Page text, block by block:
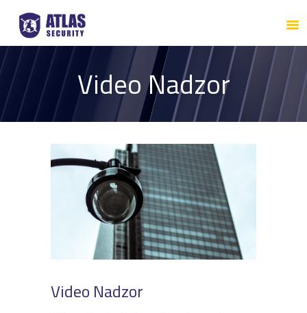
Video Nadzor
NASLOVNA
O NAMA
ATLAS SECURITY
SISTEM
ZAPOSLENJE
Video Nadzor